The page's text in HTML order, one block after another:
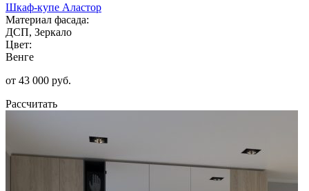
Шкаф-купе Аластор
Материал фасада:
ДСП, Зеркало
Цвет:
Венге
от 43 000 руб.
Рассчитать